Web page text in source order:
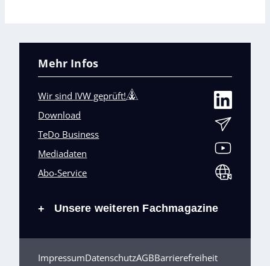
Mehr Infos
Wir sind IVW geprüft!
Download
TeDo Business
Mediadaten
Abo-Service
+ Unsere weiteren Fachmagazine
ImpressumDatenschutzAGBBarrierefreiheit